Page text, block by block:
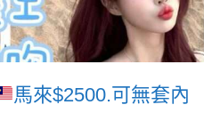
馬來$2500.可無套內